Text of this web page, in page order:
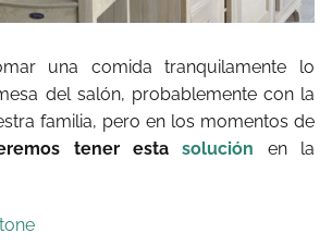
una comida tranquilamente lo
del salón, probablemente con la
familia, pero en los momentos de
tener esta solución en la